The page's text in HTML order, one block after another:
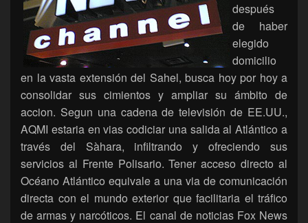
después
de haber
elegido
domicilio
en la vasta extensión del Sahel, busca hoy por hoy a
consolidar sus cimientos y ampliar su ámbito de
accion. Segun una cadena de televisión de EE.UU.,
AQMI estaria en vias codiciar una salida al Atlántico a
través del Sàhara, infiltrando y ofreciendo sus
servicios al Frente Polisario. Tener acceso directo al
Océano Atlántico equivale a una via de comunicación
directa con el mundo exterior que facilitaria el tráfico
de armas y narcóticos. El canal de noticias Fox News